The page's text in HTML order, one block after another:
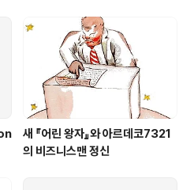
새 『어린 왕자』와 아르데코7321
의 비즈니스맨 정신